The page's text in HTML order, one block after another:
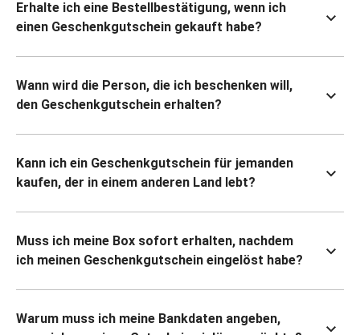
Erhalte ich eine Bestellbestätigung, wenn ich
einen Geschenkgutschein gekauft habe?
Wann wird die Person, die ich beschenken will,
den Geschenkgutschein erhalten?
Kann ich ein Geschenkgutschein für jemanden
kaufen, der in einem anderen Land lebt?
Muss ich meine Box sofort erhalten, nachdem
ich meinen Geschenkgutschein eingelöst habe?
Warum muss ich meine Bankdaten angeben,